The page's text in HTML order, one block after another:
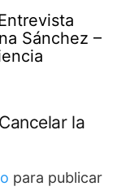
Sánchez –
Cancelar la
para publicar